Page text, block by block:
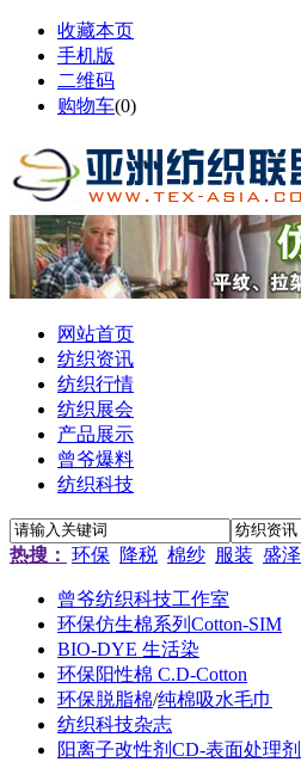
收藏本页
手机版
二维码
购物车(0)
网站首页
纺织资讯
纺织行情
纺织展会
产品展示
曾爷爆料
纺织科技
热搜： 环保 降税 棉纱 服装 盛泽
曾爷纺织科技工作室
环保仿生棉系列Cotton-SIM
BIO-DYE 生活染
环保阳性棉 C.D-Cotton
环保脱脂棉/纯棉吸水毛巾
纺织科技杂志
阳离子改性剂CD-表面处理剂